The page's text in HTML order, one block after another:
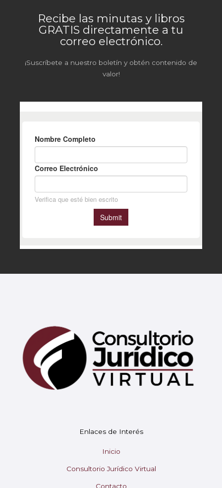
Recibe las minutas y libros
GRATIS directamente a tu
correo electrónico.
¡Suscríbete a nuestro boletín y obtén contenido de
valor!
Enlaces de Interés
Inicio
Consultorio Jurídico Virtual
Contacto
Mary
Soy Mary tu asistente virtual.